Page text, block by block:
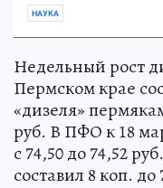
НАУКА
Недельный рост
Пермском крае
«дизеля»
руб. В ПФО к 18
с 74,50 до 74,52
составил 8 коп. до